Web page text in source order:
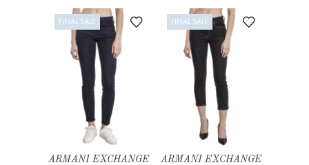
FINAL SALE Dodaj do ulubionych
ARMANI EXCHANGE
FINAL SALE Dodaj do
ARMANI EXCHANGE